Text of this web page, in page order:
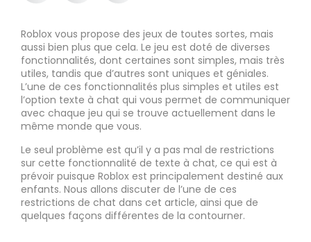
Roblox vous propose des jeux de toutes sortes, mais
aussi bien plus que cela. Le jeu est doté de diverses
fonctionnalités, dont certaines sont simples, mais très
utiles, tandis que d’autres sont uniques et géniales.
L’une de ces fonctionnalités plus simples et utiles est
l’option texte à chat qui vous permet de communiquer
avec chaque jeu qui se trouve actuellement dans le
même monde que vous.
Le seul problème est qu’il y a pas mal de restrictions
sur cette fonctionnalité de texte à chat, ce qui est à
prévoir puisque Roblox est principalement destiné aux
enfants. Nous allons discuter de l’une de ces
restrictions de chat dans cet article, ainsi que de
quelques façons différentes de la contourner.